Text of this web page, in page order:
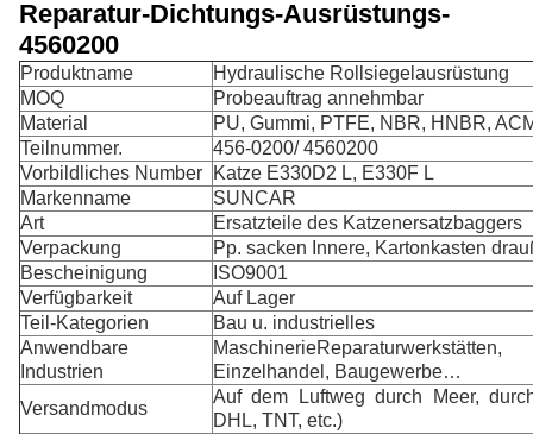
Reparatur-Dichtungs-Ausrüstungs-
4560200
Produktname
Hydraulische Rollsiegelausrüstung
MOQ
Probeauftrag annehmbar
Material
PU, Gummi, PTFE, NBR, HNBR,
Teilnummer.
456-0200/ 4560200
Vorbildliches Number
Katze E330D2 L, E330F L
Markenname
SUNCAR
Art
Ersatzteile des Katzenersatzbaggers
Verpackung
Pp. sacken Innere, Kartonkasten
Bescheinigung
ISO9001
Verfügbarkeit
Auf Lager
Teil-Kategorien
Bau u. industrielles
Anwendbare
Industrien
MaschinerieReparaturwerkstätten,
Einzelhandel, Baugewerbe…
Versandmodus
Auf dem Luftweg durch Meer,
DHL, TNT, etc.)